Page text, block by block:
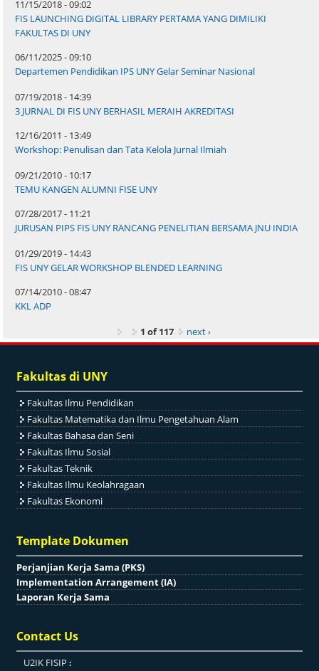
11/15/2018 - 09:02
FIS LAUNCHING DIGITAL LIBRARY PERTAMA YANG DIMILIKI
FAKULTAS DI UNY
06/11/2025 - 09:10
Departemen Pendidikan IPS UNY Gelar Seminar Nasional
07/19/2018 - 14:39
3 JURNAL DI FIS UNY BERHASIL MERAIH AKREDITASI
12/16/2011 - 13:49
Workshop: Penulisan dan Tata Kelola Jurnal Ilmiah
09/21/2010 - 10:17
TEMU KANGEN ALUMNI FISE UNY
07/28/2017 - 11:21
JURUSAN PIPS FIS UNY RANCANG PENELITIAN BERSAMA JNU INDIA
01/29/2019 - 14:43
FIS UNY GELAR WORKSHOP BLENDED LEARNING
07/14/2010 - 08:47
KKL ADP
1 of 117
next ›
Fakultas di UNY
Fakultas Ilmu Pendidikan
Fakultas Matematika dan Ilmu Pengetahuan Alam
Fakultas Bahasa dan Seni
Fakultas Ilmu Sosial
Fakultas Teknik
Fakultas Ilmu Keolahragaan
Fakultas Ekonomi
Template Dokumen
Perjanjian Kerja Sama (PKS)
Implementation Arrangement (IA)
Laporan Kerja Sama
Contact Us
U2IK FISIP :